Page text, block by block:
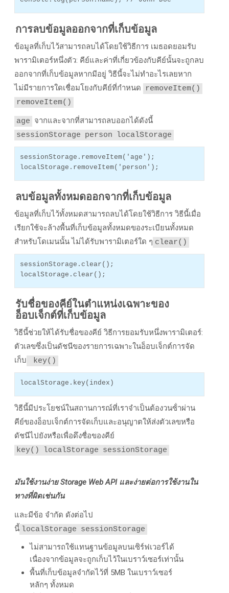
การลบข้อมูลออกจากที่เก็บข้อมูล
ข้อมูลที่เก็บไว้สามารถลบได้โดยใช้วิธีการ เมธอดยอมรับ
พารามิเตอร์หนึ่งตัว: คีย์และค่าที่เกี่ยวข้องกับคีย์นั้นจะถูกลบ
ออกจากที่เก็บข้อมูลหากมีอยู่ วิธีนี้จะไม่ทําอะไรเลยหาก
ไม่มีรายการใดเชื่อมโยงกับคีย์ที่กําหนด
removeItem()
removeItem()
age จากและจากที่สามารถลบออกได้ดังนี้
sessionStorage person localStorage
sessionStorage.removeItem('age');
localStorage.removeItem('person');
ลบข้อมูลทั้งหมดออกจากที่เก็บข้อมูล
ข้อมูลที่เก็บไว้ทั้งหมดสามารถลบได้โดยใช้วิธีการ วิธีนี้เมื่อ
เรียกใช้จะล้างพื้นที่เก็บข้อมูลทั้งหมดของระเบียนทั้งหมด
สําหรับโดเมนนั้น ไม่ได้รับพารามิเตอร์ใด ๆ clear()
sessionStorage.clear();
localStorage.clear();
รับชื่อของคีย์ในตําแหน่งเฉพาะของ
อ็อบเจ็กต์ที่เก็บข้อมูล
วิธีนี้ช่วยให้ได้รับชื่อของคีย์ วิธีการยอมรับหนึ่งพารามิเตอร์:
ตัวเลขซึ่งเป็นดัชนีของรายการเฉพาะในอ็อบเจ็กต์การจัด
เก็บ
key()
localStorage.key(index)
วิธีนี้มีประโยชน์ในสถานการณ์ที่เราจําเป็นต้องวนซ้ําผ่าน
คีย์ของอ็อบเจ็กต์การจัดเก็บและอนุญาตให้ส่งตัวเลขหรือ
ดัชนีไปยังหรือเพื่อดึงชื่อของคีย์
key() localStorage sessionStorage
มันใช้งานง่าย Storage Web API และง่ายต่อการใช้งานใน
ทางที่ผิดเช่นกัน
และมีข้อ จํากัด ดังต่อไป
นี้ localStorage sessionStorage
ไม่สามารถใช้แทนฐานข้อมูลบนเซิร์ฟเวอร์ได้
เนื่องจากข้อมูลจะถูกเก็บไว้ในเบราว์เซอร์เท่านั้น
พื้นที่เก็บข้อมูลจํากัดไว้ที่ 5MB ในเบราว์เซอร์
หลักๆ ทั้งหมด